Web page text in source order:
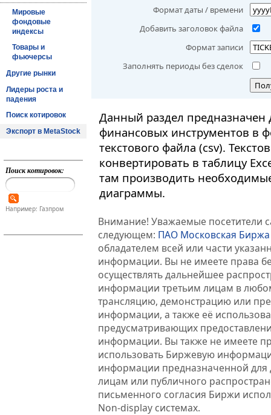
Мировые
фондовые
индексы
Товары и
фьючерсы
Другие рынки
Лидеры роста и
падения
Поиск котировок
Экспорт в MetaStock
Поиск котировок:
Например: Газпром
Формат даты / времени
Добавить заголовок файла
Формат записи
Заполнять периоды без сделок
Данный раздел
финансовых инструментов в
текстового файла (csv).
конвертировать в таблицу
там производить
диаграммы.
Внимание! Уважаемые посетители
следующем: ПАО Московская Биржа
обладателем всей или части
информации. Вы не имеете права
осуществлять дальнейшее
информации третьим лицам в
трансляцию, демонстрацию или
информации, а также её
предусматривающих
информации. Вы также не имеете
использовать Биржевую
информации предназначенной для
лицам или публичного
письменного согласия Биржи
Non-display системах.